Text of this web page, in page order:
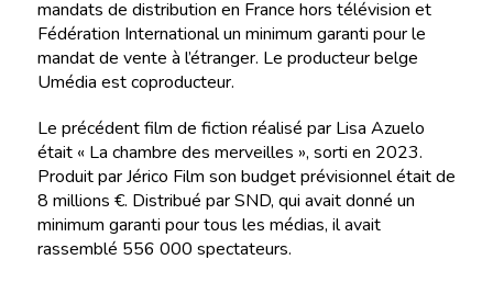
mandats de distribution en France hors télévision et
Fédération International un minimum garanti pour le
mandat de vente à l’étranger. Le producteur belge
Umédia est coproducteur.
Le précédent film de fiction réalisé par Lisa Azuelo
était « La chambre des merveilles », sorti en 2023.
Produit par Jérico Film son budget prévisionnel était de
8 millions €. Distribué par SND, qui avait donné un
minimum garanti pour tous les médias, il avait
rassemblé 556 000 spectateurs.